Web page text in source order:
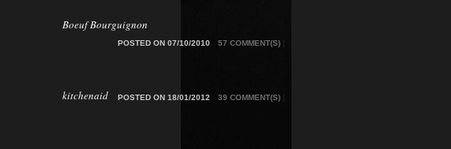
Boeuf Bourguignon
57 COMMENT(S)
POSTED ON 07/10/2010
kitchenaid 39 COMMENT(S)
POSTED ON 18/01/2012